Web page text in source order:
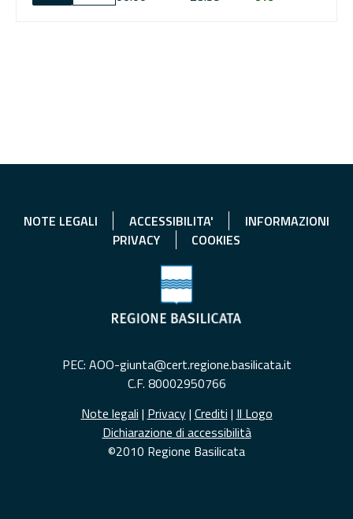
NOTE LEGALI ACCESSIBILITA'
INFORMAZIONI
PRIVACY
COOKIES
PEC: AOO-giunta@cert.regione.basilicata.it
C.F. 80002950766
Note legali | Privacy| Crediti | Il Logo
Dichiarazione di accessibilità
©2010 Regione Basilicata